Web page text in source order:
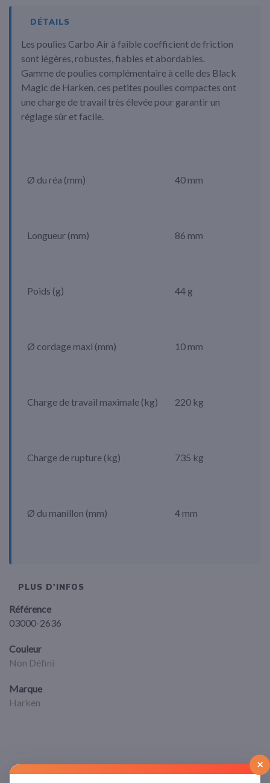
DÉTAILS
Les poulies Carbo Air à faible coefficient de friction
sont légères, robustes, fiables et abordables.
Gamme de poulies complémentaire à celle des Black
Magic de Harken, ces petites poulies compactes ont
une charge de travail très élevée pour garantir un
réglage sûr et facile.
Ø du réa (mm) 40 mm
Longueur (mm) 86 mm
Poids (g) 44 g
Ø cordage maxi (mm) 10 mm
Charge de travail maximale (kg) 220 kg
Charge de rupture (kg) 735 kg
Ø du manillon (mm) 4 mm
PLUS D'INFOS
Référence
03000-2636
Couleur
Non Défini
Marque
Harken
Commentaires ×